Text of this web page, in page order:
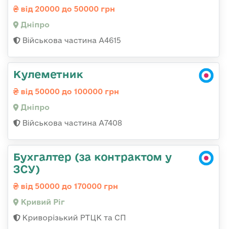
від 20000 до 50000 грн
Дніпро
Військова частина А4615
Кулеметник
від 50000 до 100000 грн
Дніпро
Військова частина А7408
Бухгалтер (за контрактом у
ЗСУ)
від 50000 до 170000 грн
Кривий Ріг
Криворізький РТЦК та СП